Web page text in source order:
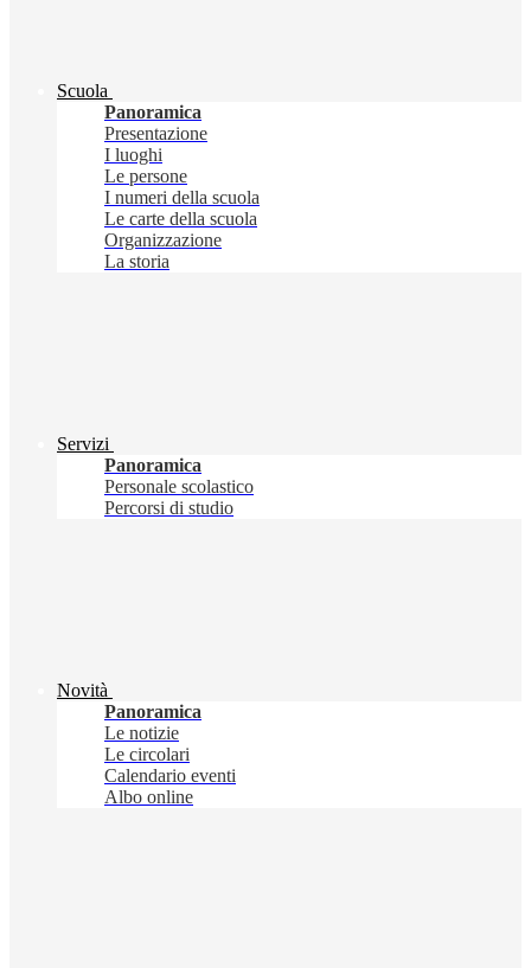
Scuola
Panoramica
Presentazione
I luoghi
Le persone
I numeri della scuola
Le carte della scuola
Organizzazione
La storia
Servizi
Panoramica
Personale scolastico
Percorsi di studio
Novità
Panoramica
Le notizie
Le circolari
Calendario eventi
Albo online